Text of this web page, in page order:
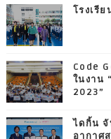
โรงเรี
Code
ในงาน
2023”
ไดกิ้น จั
อากาศ